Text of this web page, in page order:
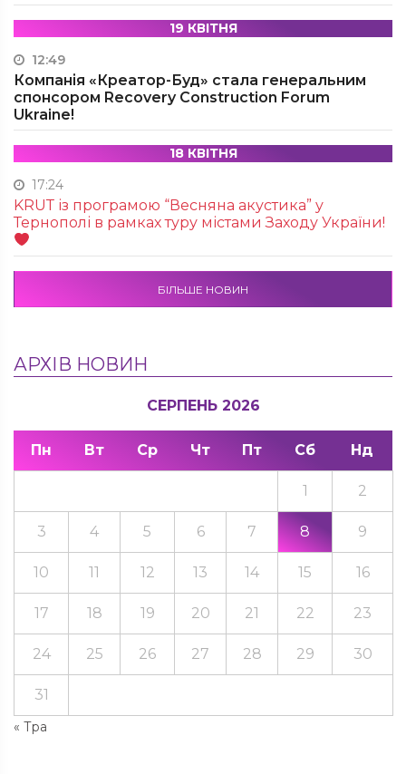
19 КВІТНЯ
12:49
Компанія «Креатор-Буд» стала генеральним
спонсором Recovery Construction Forum
Ukraine!
18 КВІТНЯ
17:24
KRUТ із програмою “Весняна акустика” у
Тернополі в рамках туру містами Заходу України!
БІЛЬШЕ НОВИН
АРХІВ НОВИН
СЕРПЕНЬ 2026
Пн Вт Ср Чт Пт Сб Нд
« Тра
1 2
3 4 5 6 7 8 9
10 11 12 13 14 15 16
17 18 19 20 21 22 23
24 25 26 27 28 29 30
31